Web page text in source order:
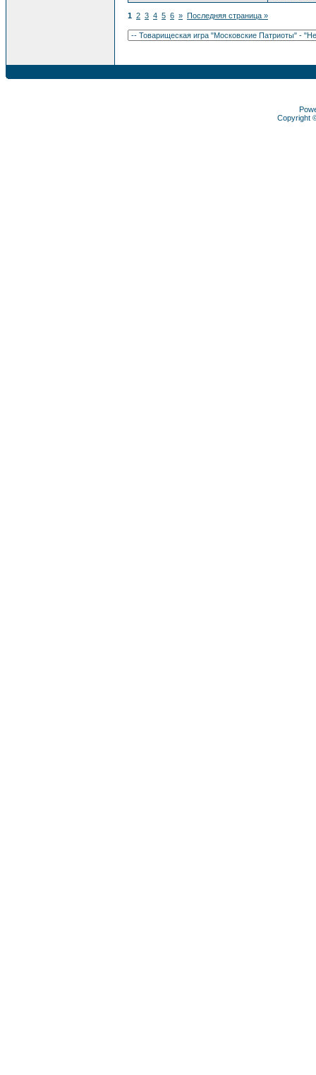
1 2 3 4 5 6 » Последняя страница »
Copyright